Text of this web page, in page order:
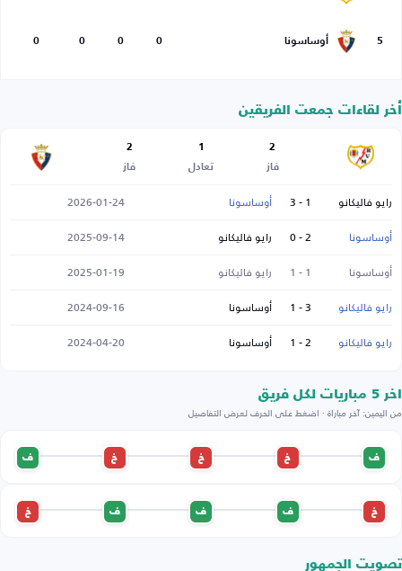
5 أوساسونا 0
0
0
0
أخر لقاءات جمعت الفريقين
2
فاز
1
تعادل
2
فاز
رايو فاليكانو 1 - 3 أوساسونا
2026-01-24
أوساسونا
2 - 0 رايو فاليكانو
2025-09-14
أوساسونا
1 - 1 رايو فاليكانو
2025-01-19
رايو فاليكانو
3 - 1 أوساسونا
2024-09-16
رايو فاليكانو
2 - 1 أوساسونا 2024-04-20
اخر 5 مباريات لكل فريق
من اليمين: آخر مباراة · اضغط على الحرف لعرض التفاصيل
ف خ خ خ ف
خ ف ف ف خ
تصويت الجمهور